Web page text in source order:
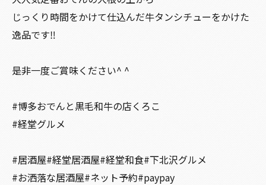
じっくり時間をかけて仕込んだ牛タンシチューをかけた
逸品です‼️
是非一度ご賞味ください^ ^
#博多おでんと黒毛和牛の店くろこ
#経堂グルメ
#居酒屋#経堂居酒屋#経堂和食#下北沢グルメ
#お洒落な居酒屋#ネット予約#paypay